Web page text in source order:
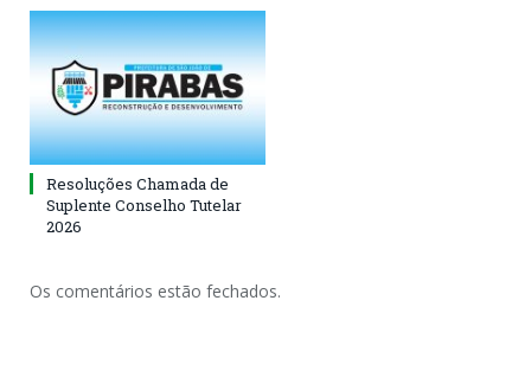
Resoluções Chamada de
Suplente Conselho Tutelar
2026
Os comentários estão fechados.